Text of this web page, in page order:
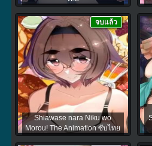
Shiawase nara Niku wo
Morou! The Animation ซับไทย
จบแล้ว